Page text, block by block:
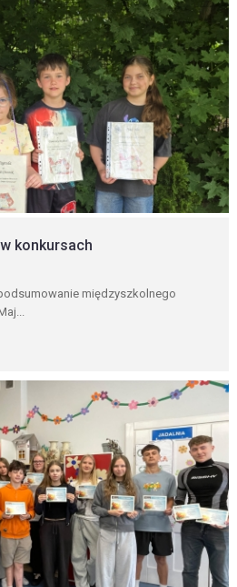
konkursach
międzyszkolnego